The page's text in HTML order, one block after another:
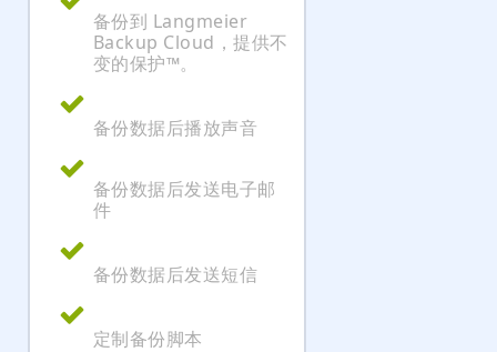
备份到 Langmeier
Backup Cloud，提供不
变的保护™。
备份数据后播放声音
备份数据后发送电子邮
件
备份数据后发送短信
定制备份脚本